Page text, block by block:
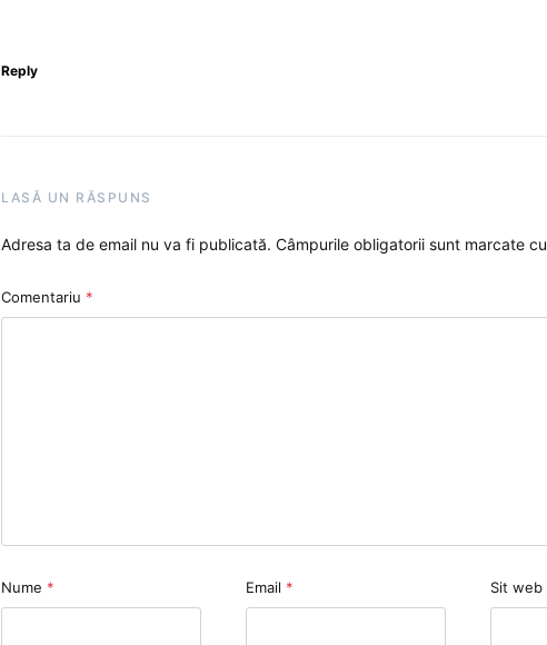
Reply
LASĂ UN RĂSPUNS
Adresa ta de email nu va fi publicată. Câmpurile obligatorii sunt marcate cu
Comentariu *
Nume * Email * Sit web